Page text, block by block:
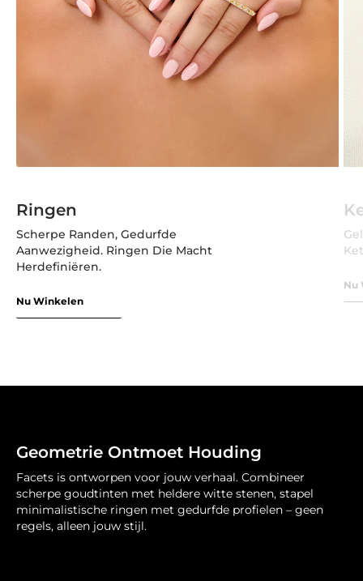
Ringen
Scherpe Randen, Gedurfde
Aanwezigheid. Ringen Die Macht
Herdefiniëren.
Nu Winkelen
Nu
Geometrie Ontmoet Houding
Facets is ontworpen voor jouw verhaal. Combineer
scherpe goudtinten met heldere witte stenen, stapel
minimalistische ringen met gedurfde profielen – geen
regels, alleen jouw stijl.